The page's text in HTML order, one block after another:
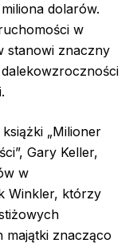
dolarów.
w
stanowi znaczny
„Milioner
Gary Keller,
w
Winkler, którzy
majątki znacząco